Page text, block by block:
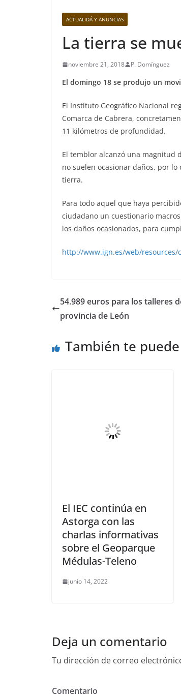
ACTUALIDÁ Y ANUNCIAS
La tierra se
noviembre 21, 2018 P. Domínguez
El domingo 18 se produjo un
El Instituto Geográfico Nacional
Comarca de Cabrera,
11 kilómetros de profundidad.
El temblor alcanzó una magnitud
no suelen ocasionar daños, por
tierra.
Para todo aquel que haya
ciudadano un cuestionario
los daños ocasionados, para
http://www.ign.es/web/resources/
54.989 euros para los talleres
provincia de León
También te
El IEC continúa en
Astorga con las
charlas informativas
sobre el Geoparque
Médulas-Teleno
junio 14, 2022
Deja un comentario
Tu dirección de correo
Comentario